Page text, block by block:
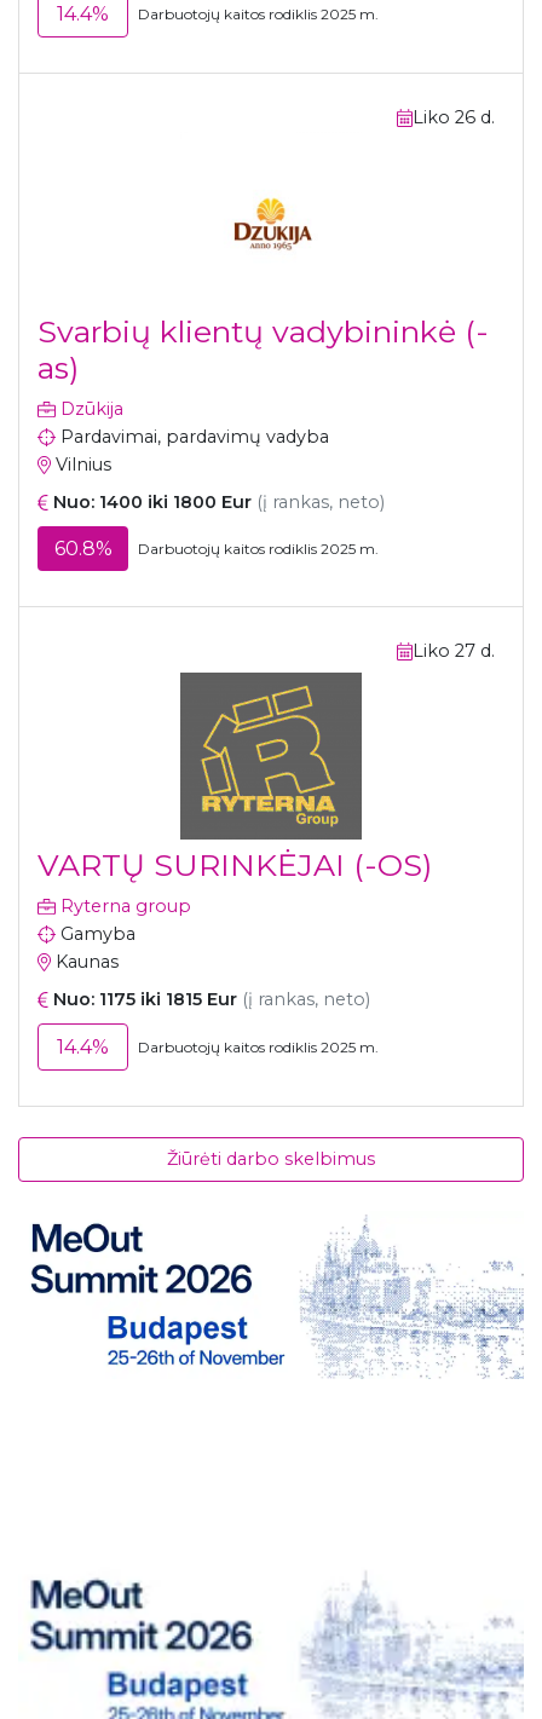
14.4% Darbuotojų kaitos rodiklis 2025 m.
Liko 26 d.
Svarbių klientų vadybininkė (-
as)
Dzūkija
Pardavimai, pardavimų vadyba
Vilnius
Nuo: 1400 iki 1800 Eur (į rankas, neto)
60.8% Darbuotojų kaitos rodiklis 2025 m.
Liko 27 d.
VARTŲ SURINKĖJAI (-OS)
Ryterna group
Gamyba
Kaunas
Nuo: 1175 iki 1815 Eur (į rankas, neto)
14.4% Darbuotojų kaitos rodiklis 2025 m.
Žiūrėti darbo skelbimus